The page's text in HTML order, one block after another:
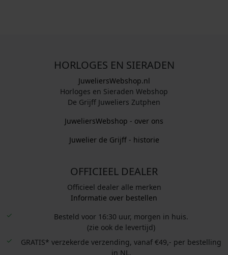
HORLOGES EN SIERADEN
JuweliersWebshop.nl
Horloges en Sieraden Webshop
De Grijff Juweliers Zutphen
JuweliersWebshop - over ons
Juwelier de Grijff - historie
OFFICIEEL DEALER
Officieel dealer alle merken
Informatie over bestellen
Besteld voor 16:30 uur, morgen in huis.
(zie ook de levertijd)
GRATIS* verzekerde verzending, vanaf €49,- per bestelling
in NL.